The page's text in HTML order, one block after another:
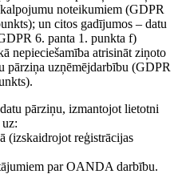
noteikumiem (GDPR
un citos gadījumos – datu
6. panta 1. punkta f)
nepieciešamība atrisināt ziņoto
pārziņa uzņēmējdarbību (GDPR
pārziņu, izmantojot lietotni
(izskaidrojot reģistrācijas
par OANDA darbību.